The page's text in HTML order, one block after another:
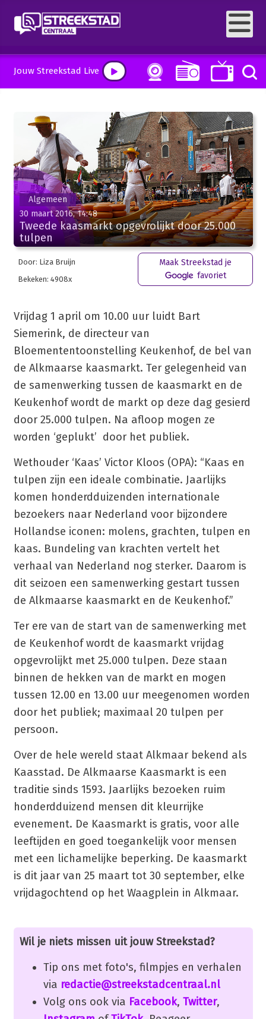
Jouw Streekstad Live
Algemeen
30 maart 2016, 14:48
Tweede kaasmarkt opgevrolijkt door 25.000
tulpen
Door: Liza Bruijn
Bekeken: 4908x
Maak Streekstad je
favoriet
Vrijdag 1 april om 10.00 uur luidt Bart
Siemerink, de directeur van
Bloemententoonstelling Keukenhof, de bel van
de Alkmaarse kaasmarkt. Ter gelegenheid van
de samenwerking tussen de kaasmarkt en de
Keukenhof wordt de markt op deze dag gesierd
door 25.000 tulpen. Na afloop mogen ze
worden ‘geplukt’ door het publiek.
Wethouder ‘Kaas’ Victor Kloos (OPA): “Kaas en
tulpen zijn een ideale combinatie. Jaarlijks
komen honderdduizenden internationale
bezoekers naar Nederland voor bijzondere
Hollandse iconen: molens, grachten, tulpen en
kaas. Bundeling van krachten vertelt het
verhaal van Nederland nog sterker. Daarom is
dit seizoen een samenwerking gestart tussen
de Alkmaarse kaasmarkt en de Keukenhof.”
Ter ere van de start van de samenwerking met
de Keukenhof wordt de kaasmarkt vrijdag
opgevrolijkt met 25.000 tulpen. Deze staan
binnen de hekken van de markt en mogen
tussen 12.00 en 13.00 uur meegenomen worden
door het publiek; maximaal 20 tulpen per
persoon.
Over de hele wereld staat Alkmaar bekend als
Kaasstad. De Alkmaarse Kaasmarkt is een
traditie sinds 1593. Jaarlijks bezoeken ruim
honderdduizend mensen dit kleurrijke
evenement. De Kaasmarkt is gratis, voor alle
leeftijden en goed toegankelijk voor mensen
met een lichamelijke beperking. De kaasmarkt
is dit jaar van 25 maart tot 30 september, elke
vrijdagochtend op het Waagplein in Alkmaar.
Wil je niets missen uit jouw Streekstad?
Tip ons met foto's, filmpjes en verhalen
via redactie@streekstadcentraal.nl
Volg ons ook via Facebook, Twitter,